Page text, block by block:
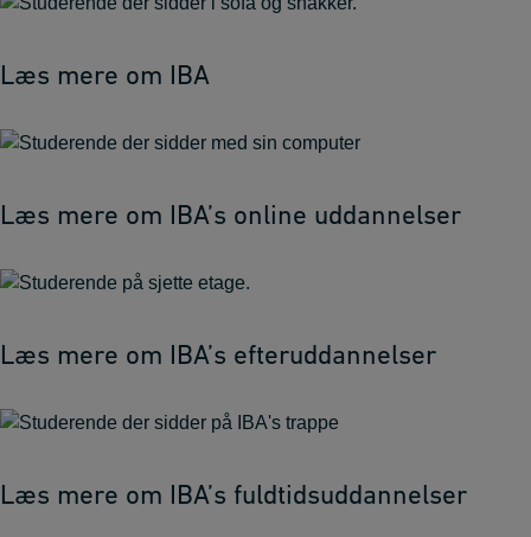
Læs mere om IBA
Læs mere om IBA’s online uddannelser
Læs mere om IBA’s efteruddannelser
Læs mere om IBA’s fuldtidsuddannelser